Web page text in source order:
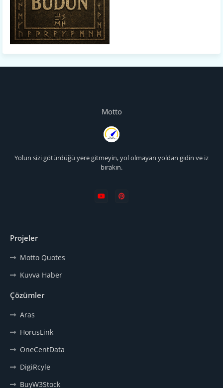
Motto
Yolun sizi götürdüğü yere gitmeyin, yol olmayan yoldan gidin ve iz
bırakın.
Projeler
Motto Quotes
Kuvva Haber
Çözümler
Aras
HorusLink
OneCentData
DigiRcyle
BuyW3Stock